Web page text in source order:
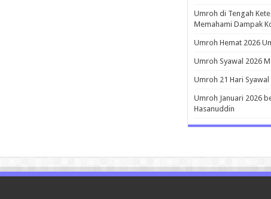
Umroh di Tengah
Memahami Dampak
Umroh Hemat 2026
Umroh Syawal 2026
Umroh 21 Hari Syawal
Umroh Januari 2026
Hasanuddin